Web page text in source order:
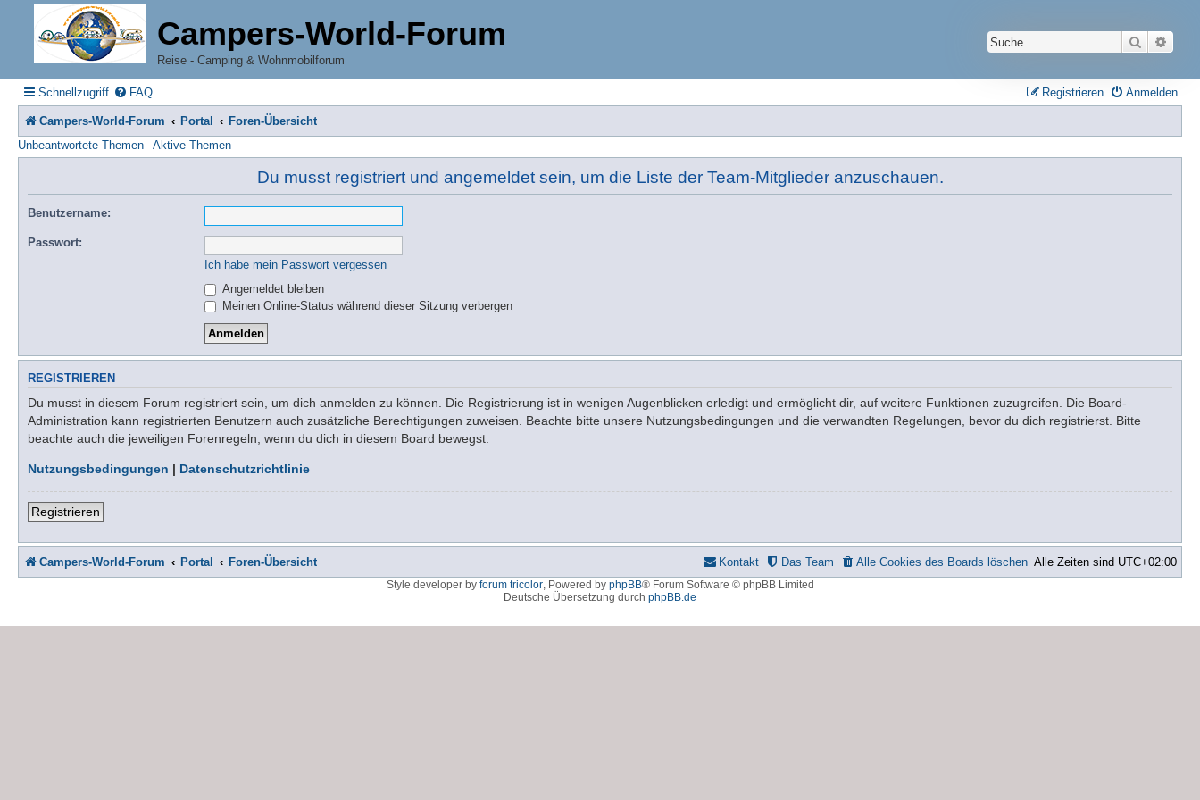
Campers-World-Forum
Reise - Camping & Wohnmobilforum
Suche
Schnellzugriff FAQ Anmelden
Registrieren
Campers-World-Forum Portal
Foren-Übersicht
Unbeantwortete Themen
Aktive Themen
Du musst registriert und angemeldet sein, um die Liste der Team-Mitglieder anzuschauen.
Benutzername:
Passwort:
Ich habe mein Passwort vergessen
Angemeldet bleiben
Meinen Online-Status während dieser Sitzung verbergen
REGISTRIEREN
Du musst in diesem Forum registriert sein, um dich anmelden zu können. Die Registrierung ist in wenigen Augenblicken erledigt und ermöglicht dir, auf weitere Funktionen zuzugreifen. Die Board-
Administration kann registrierten Benutzern auch zusätzliche Berechtigungen zuweisen. Beachte bitte unsere Nutzungsbedingungen und die verwandten Regelungen, bevor du dich registrierst. Bitte
beachte auch die jeweiligen Forenregeln, wenn du dich in diesem Board bewegst.
Nutzungsbedingungen | Datenschutzrichtlinie
Registrieren
Campers-World-Forum Portal Foren-Übersicht Alle Zeiten sind UTC+02:00
Alle Cookies des Boards löschen
Das Team
Kontakt
Style developer by forum tricolor, Powered by phpBB® Forum Software © phpBB Limited
Deutsche Übersetzung durch phpBB.de